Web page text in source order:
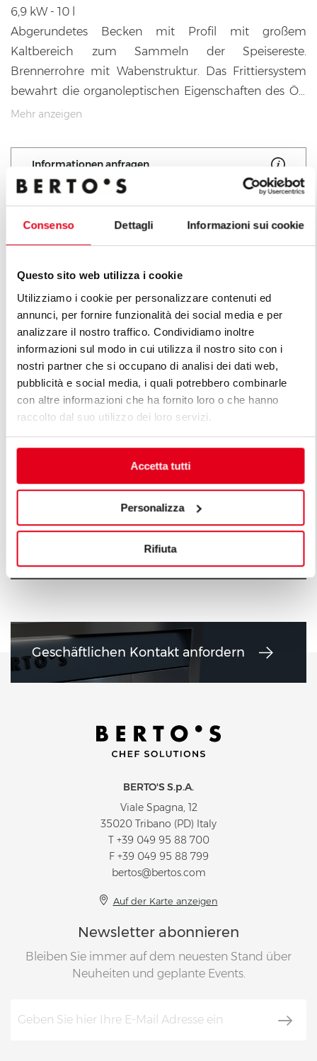
Consenso Dettagli Informazioni sui cookie
Questo sito web utilizza i cookie
Utilizziamo i cookie per personalizzare contenuti ed
annunci, per fornire funzionalità dei social media e per
analizzare il nostro traffico. Condividiamo inoltre
informazioni sul modo in cui utilizza il nostro sito con i
nostri partner che si occupano di analisi dei dati web,
pubblicità e social media, i quali potrebbero combinarle
con altre informazioni che ha fornito loro o che hanno
raccolto dal suo utilizzo dei loro servizi.
Accetta tutti
Personalizza
Rifiuta
6,9 kW - 10 l
Abgerundetes Becken mit Profil mit großem
Kaltbereich zum Sammeln der Speisereste.
Brennerrohre mit Wabenstruktur. Das Frittiersystem
bewahrt die organoleptischen Eigenschaften des Öls
und erlaubt ein gesundes Frittieren bei weniger
Kosteneinsparungen führt. Sicherheitssystem mit
Ventil mit Thermoelement und Sicherheitsthermostat
sowie geschützter Pilotflamme. Piezozündung.
Ölauffangwanne aus Stahl.
Mehr anzeigen
Informationen anfragen
Cucina
Geschäftlichen Kontakt anfordern
BERTO'S S.p.A.
Viale Spagna, 12
35020 Tribano (PD) Italy
T +39 049 95 88 700
F +39 049 95 88 799
bertos@bertos.com
Auf der Karte anzeigen
Newsletter abonnieren
Bleiben Sie immer auf dem neuesten Stand über
Neuheiten und geplante Events.